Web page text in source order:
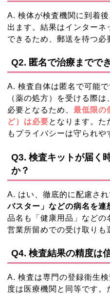
A. 検体が検査機関に到着
出ます。結果はインター
できるため、郵送を待つ必
Q2. 匿名で治療までで
A. 検査自体は匿名で可能
（薬の処方）を受ける際
必要となるため、 最低限の
ど）は必要となります。た
もプライバシーは守られや
Q3. 検査キットが届く
か？
A. はい、徹底的に配慮さ
バスター」などの病名を連
品名も「健康用品」などの
営業所留めでの受け取りも
Q4. 検査結果の精度は
A. 検査は専門の登録衛生
度は医療機関と同等です